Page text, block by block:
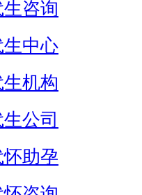
咨询
生中心
机构
公司
怀助孕